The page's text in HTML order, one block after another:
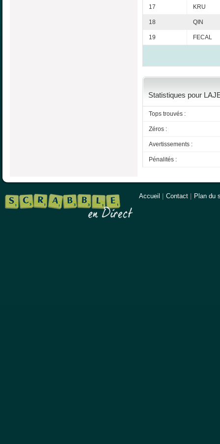
17 KRU
18 QIN
19 FECAL
Statistiques pour
Tops trouvés :
Zéros :
Avertissements :
Pénalités :
Accueil Contact Plan du